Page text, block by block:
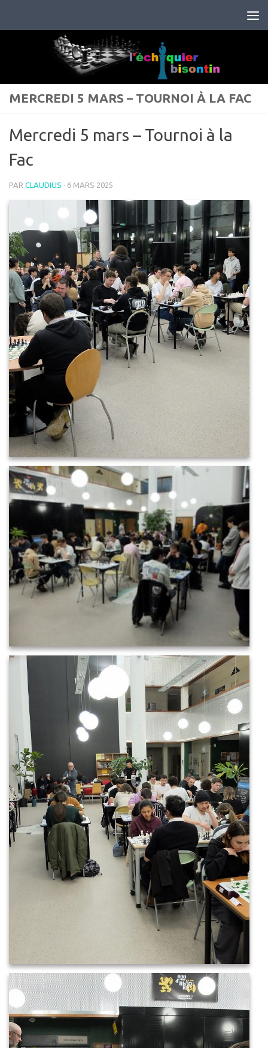
MERCREDI 5 MARS – TOURNOI À LA FAC
Mercredi 5 mars – Tournoi à la
Fac
PAR CLAUDIUS · 6 MARS 2025